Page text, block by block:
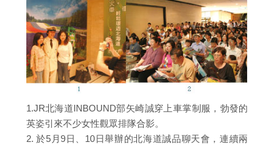
1.JR北海道INBOUND部矢崎誠穿上車掌制服，勃發的
英姿引來不少女性觀眾排隊合影。
2. 於5月9日、10日舉辦的北海道誠品聊天會，連續兩